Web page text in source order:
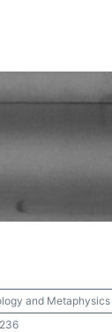
and Metaphysics